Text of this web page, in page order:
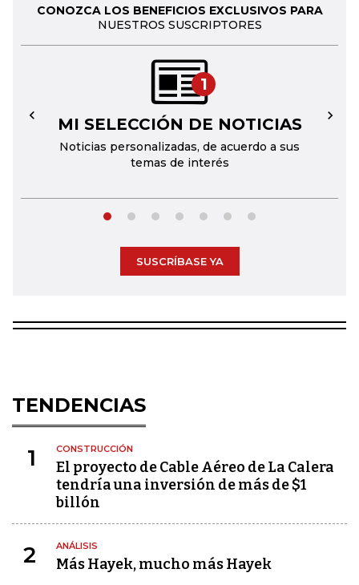
CONOZCA LOS BENEFICIOS EXCLUSIVOS PARA
NUESTROS SUSCRIPTORES
1
MI SELECCIÓN DE NOTICIAS
Noticias personalizadas, de acuerdo a sus
temas de interés
← →
SUSCRÍBASE YA
TENDENCIAS
1 CONSTRUCCIÓN
El proyecto de Cable Aéreo de La Calera
tendría una inversión de más de $1
billón
2 ANÁLISIS
Más Hayek, mucho más Hayek